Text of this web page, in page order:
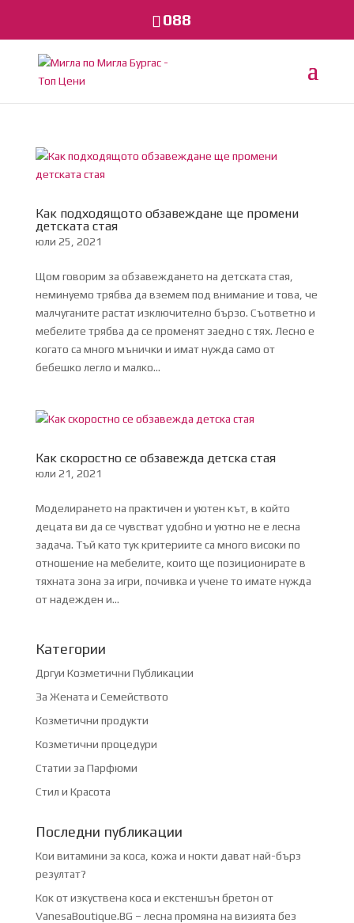
088
Как подходящото обзавеждане ще промени
детската стая
юли 25, 2021
Щом говорим за обзавеждането на детската стая,
неминуемо трябва да вземем под внимание и това, че
малчуганите растат изключително бързо. Съответно и
мебелите трябва да се променят заедно с тях. Лесно е
когато са много мънички и имат нужда само от
бебешко легло и малко...
Как скоростно се обзавежда детска стая
юли 21, 2021
Моделирането на практичен и уютен кът, в който
децата ви да се чувстват удобно и уютно не е лесна
задача. Тъй като тук критериите са много високи по
отношение на мебелите, които ще позиционирате в
тяхната зона за игри, почивка и учене то имате нужда
от надежден и...
Категории
Дргуи Козметични Публикации
За Жената и Семейството
Козметични продукти
Козметични процедури
Статии за Парфюми
Стил и Красота
Последни публикации
Кои витамини за коса, кожа и нокти дават най-бърз
резултат?
Кок от изкуствена коса и екстеншън бретон от
VanesaBoutique.BG – лесна промяна на визията без